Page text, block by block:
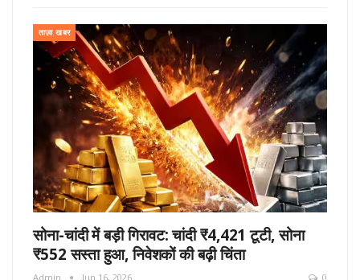
ताज़ा खबर
सोना-चांदी में बड़ी गिरावट: चांदी ₹4,421 टूटी, सोना
₹552 सस्ता हुआ, निवेशकों की बढ़ी चिंता
Admin Jun 16, 2026 0